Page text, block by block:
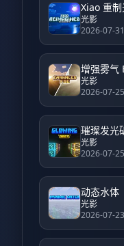
光影
2026-07-31
增强雾气
光影
2026-07-25
璀璨发光
光影
2026-07-25
光影
2026-07-23